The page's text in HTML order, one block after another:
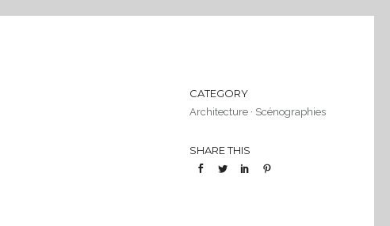
CATEGORY
Architecture· Scénographies
SHARE THIS